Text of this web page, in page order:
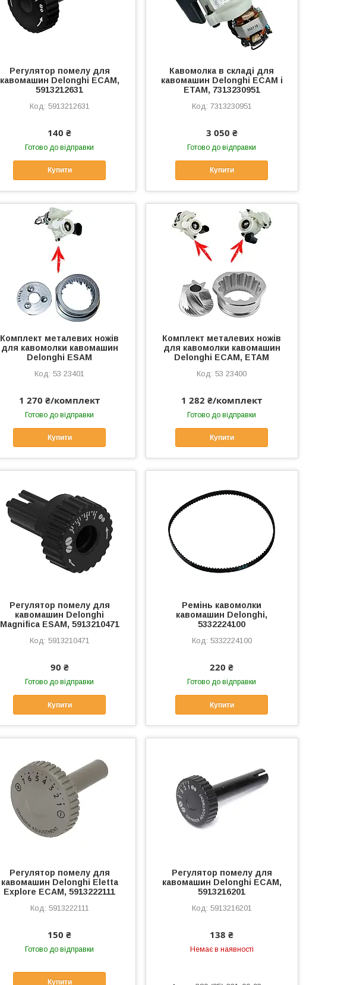
Регулятор помелу для
кавомашин Delonghi ECAM,
5913212631
5913212631
140 ₴
Готово до відправки
Купити
Кавомолка в складі для
кавомашин Delonghi ECAM і
ETAM, 7313230951
7313230951
3 050 ₴
Готово до відправки
Купити
Комплект металевих ножів
для кавомолки кавомашин
Delonghi ESAM
53 23401
1 270 ₴/комплект
Готово до відправки
Купити
Комплект металевих ножів
для кавомолки кавомашин
Delonghi ECAM, ETAM
53 23400
1 282 ₴/комплект
Готово до відправки
Купити
Регулятор помелу для
кавомашин Delonghi
Magnifica ESAM, 5913210471
5913210471
90 ₴
Готово до відправки
Купити
Ремінь кавомолки
кавомашин Delonghi,
5332224100
5332224100
220 ₴
Готово до відправки
Купити
Регулятор помелу для
кавомашин Delonghi Eletta
Explore ECAM, 5913222111
5913222111
150 ₴
Готово до відправки
Купити
Регулятор помелу для
кавомашин Delonghi ECAM,
5913216201
5913216201
138 ₴
Немає в наявності